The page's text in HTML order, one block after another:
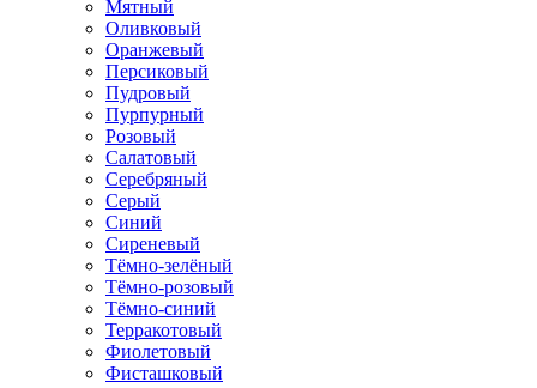
Мятный
Оливковый
Оранжевый
Персиковый
Пудровый
Пурпурный
Розовый
Салатовый
Серебряный
Серый
Синий
Сиреневый
Тёмно-зелёный
Тёмно-розовый
Тёмно-синий
Терракотовый
Фиолетовый
Фисташковый